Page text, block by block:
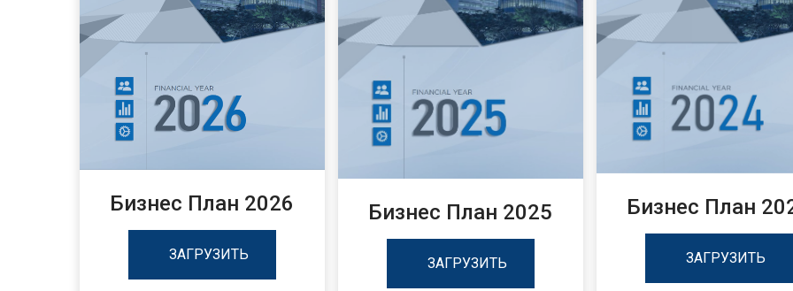
Бизнес План 2026
ЗАГРУЗИТЬ
Бизнес План 2025
ЗАГРУЗИТЬ
Бизнес План
ЗАГРУЗИТЬ